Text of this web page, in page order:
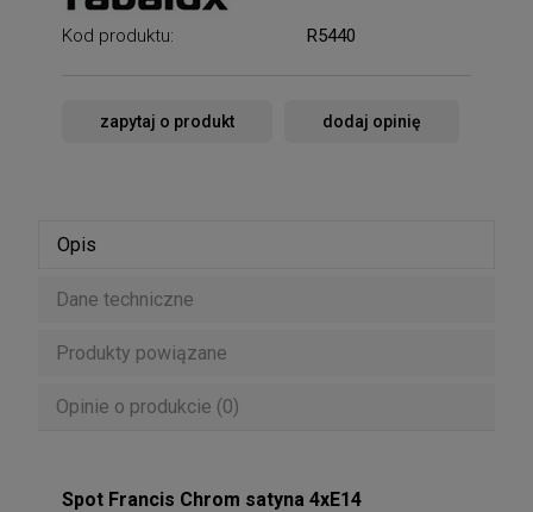
Kod produktu: R5440
zapytaj o produkt dodaj opinię
Opis
Dane techniczne
Produkty powiązane
Opinie o produkcie (0)
Spot Francis Chrom satyna 4xE14